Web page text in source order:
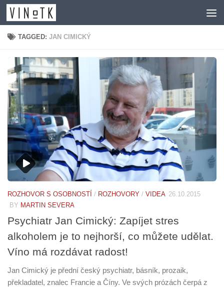
Skip to content
TAGGED:JAN CIMICKÝ
ROZHOVOR S OSOBNOSTÍ / ROZHOVORY / VIDEA 26.10.2015
BY MARTIN SEVERA
Psychiatr Jan Cimický: Zapíjet stres
alkoholem je to nejhorší, co můžete udělat.
Víno má rozdávat radost!
Jan Cimický je přední český psychiatr, básník, prozaik,
překladatel, znalec Francie a Číny. Ve svých prózách čerpá z